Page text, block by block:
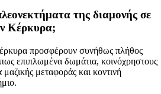
της διαμονής σε
Κέρκυρα;
προσφέρουν συνήθως πλήθος
επιπλωμένα δωμάτια, κοινόχρηστους
μεταφοράς και κοντινή